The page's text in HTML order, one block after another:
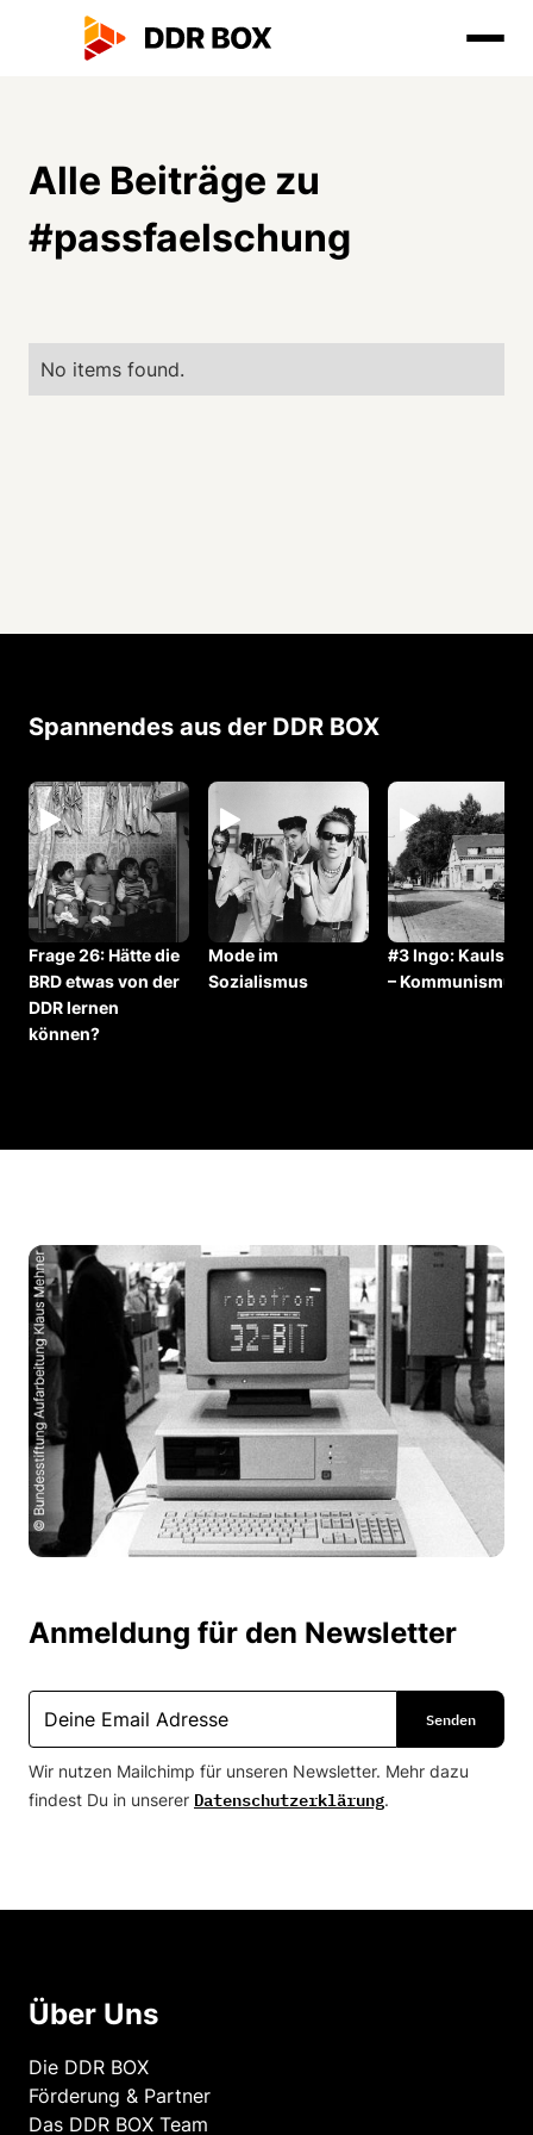
Alle Beiträge zu
#passfaelschung
No items found.
Spannendes aus der DDR BOX
Frage 26: Hätte die
BRD etwas von der
DDR lernen
können?
Mode im
Sozialismus
#3 Ingo:
– Kommunismus
Anmeldung für den Newsletter
Wir nutzen Mailchimp für unseren Newsletter. Mehr dazu
findest Du in unserer Datenschutzerklärung.
Über Uns
Die DDR BOX
Förderung & Partner
Das DDR BOX Team